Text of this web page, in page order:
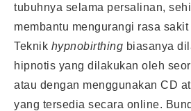
tubuhnya selama persalinan,
membantu mengurangi rasa sakit
Teknik hypnobirthing biasanya
hipnotis yang dilakukan oleh
atau dengan menggunakan CD
yang tersedia secara online.